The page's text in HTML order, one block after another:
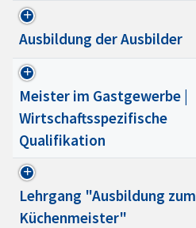
Ausbildung der Ausbilder
Meister im Gastgewerbe |
Wirtschaftsspezifische
Qualifikation
Lehrgang "Ausbildung zum
Küchenmeister"